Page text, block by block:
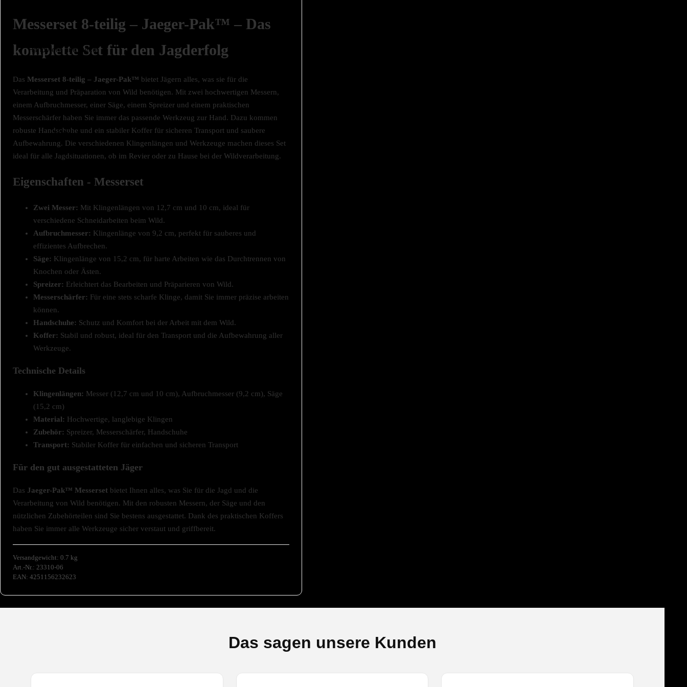
Handwerk und Deko
Mehr
Messerset 8-teilig – Jaeger-Pak™ – Das
komplette Set für den Jagderfolg
Das Messerset 8-teilig – Jaeger-Pak™ bietet Jägern alles, was sie für die
Verarbeitung und Präparation von Wild benötigen. Mit zwei hochwertigen Messern,
einem Aufbruchmesser, einer Säge, einem Spreizer und einem praktischen
Messerschärfer haben Sie immer das passende Werkzeug zur Hand. Dazu kommen
robuste Handschuhe und ein stabiler Koffer für sicheren Transport und saubere
Aufbewahrung. Die verschiedenen Klingenlängen und Werkzeuge machen dieses Set
ideal für alle Jagdsituationen, ob im Revier oder zu Hause bei der Wildverarbeitung.
Eigenschaften - Messerset
Zwei Messer: Mit Klingenlängen von 12,7 cm und 10 cm, ideal für
verschiedene Schneidarbeiten beim Wild.
Aufbruchmesser: Klingenlänge von 9,2 cm, perfekt für sauberes und
effizientes Aufbrechen.
Säge: Klingenlänge von 15,2 cm, für harte Arbeiten wie das Durchtrennen von
Knochen oder Ästen.
Spreizer: Erleichtert das Bearbeiten und Präparieren von Wild.
Messerschärfer: Für eine stets scharfe Klinge, damit Sie immer präzise arbeiten
können.
Handschuhe: Schutz und Komfort bei der Arbeit mit dem Wild.
Koffer: Stabil und robust, ideal für den Transport und die Aufbewahrung aller
Werkzeuge.
Technische Details
Klingenlängen: Messer (12,7 cm und 10 cm), Aufbruchmesser (9,2 cm), Säge
(15,2 cm)
Material: Hochwertige, langlebige Klingen
Zubehör: Spreizer, Messerschärfer, Handschuhe
Transport: Stabiler Koffer für einfachen und sicheren Transport
Für den gut ausgestatteten Jäger
Das Jaeger-Pak™ Messerset bietet Ihnen alles, was Sie für die Jagd und die
Verarbeitung von Wild benötigen. Mit den robusten Messern, der Säge und den
nützlichen Zubehörteilen sind Sie bestens ausgestattet. Dank des praktischen Koffers
haben Sie immer alle Werkzeuge sicher verstaut und griffbereit.
Versandgewicht: 0.7 kg
Art.-Nr.: 23310-06
EAN: 4251156232623
Das sagen unsere Kunden